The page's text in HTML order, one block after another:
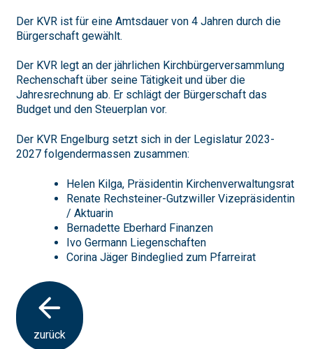
Der KVR ist für eine Amtsdauer von 4 Jahren durch die
Bürgerschaft gewählt.
Der KVR legt an der jährlichen Kirchbürgerversammlung
Rechenschaft über seine Tätigkeit und über die
Jahresrechnung ab. Er schlägt der Bürgerschaft das
Budget und den Steuerplan vor.
Der KVR Engelburg setzt sich in der Legislatur 2023-
2027 folgendermassen zusammen:
Helen Kilga, Präsidentin Kirchenverwaltungsrat
Renate Rechsteiner-Gutzwiller Vizepräsidentin
/ Aktuarin
Bernadette Eberhard Finanzen
Ivo Germann Liegenschaften
Corina Jäger Bindeglied zum Pfarreirat
zurück